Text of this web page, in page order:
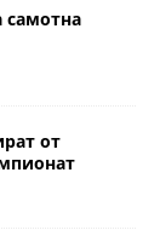
самотна
от